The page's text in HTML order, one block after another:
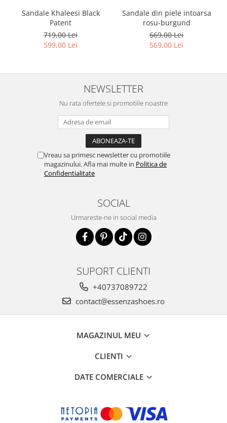
Sandale Khaleesi Black
Patent
719,00 Lei
599,00 Lei
Sandale din piele intoarsa
rosu-burgund
669,00 Lei
569,00 Lei
NEWSLETTER
Nu rata ofertele si promotiile noastre
Vreau sa primesc newsletter cu promotiile
magazinului. Afla mai multe in Politica de
Confidentialitate
SOCIAL
Urmareste-ne in social media
SUPORT CLIENTI
+40737089722
contact@essenzashoes.ro
MAGAZINUL MEU
CLIENTI
DATE COMERCIALE